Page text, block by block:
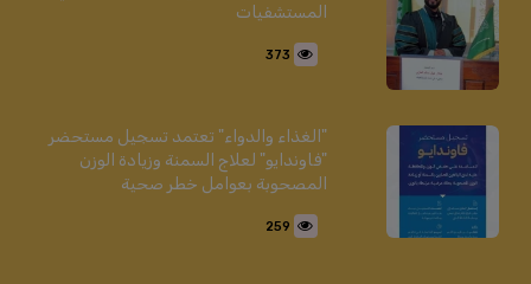
المستشفيات
373
"الغذاء والدواء" تعتمد تسجيل مستحضر
"فاوندايو" لعلاج السمنة وزيادة الوزن
المصحوبة بعوامل خطر صحية
259